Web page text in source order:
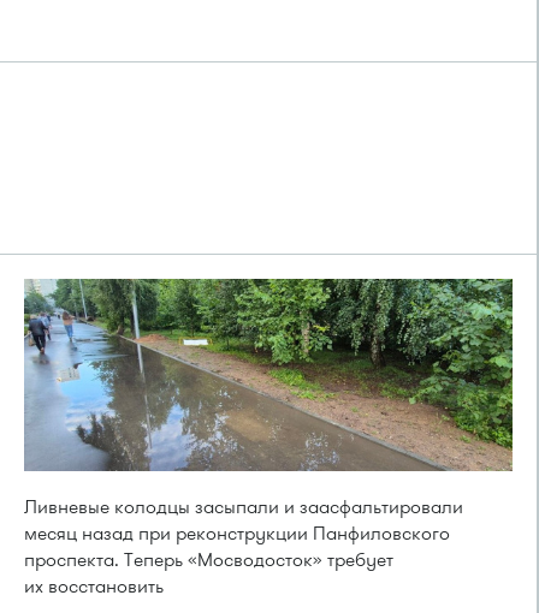
Ливневые колодцы засыпали и заасфальтировали
месяц назад при реконструкции Панфиловского
проспекта. Теперь «Мосводосток» требует
их восстановить